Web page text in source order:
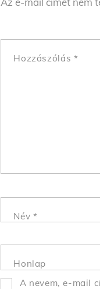
Hozzászólás *
Név *
Honlap
A nevem, e-mail